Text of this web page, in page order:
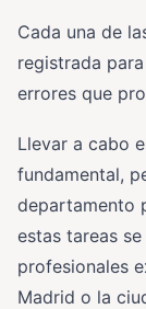
Cada una de
registrada
errores que
Llevar a cabo
fundamental,
departamento
estas tareas
profesionales
Madrid o la